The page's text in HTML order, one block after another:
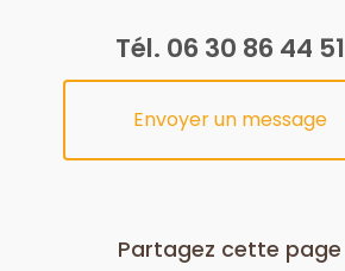
Tél. 06 30 86 44 51
Envoyer un message
Partagez cette page